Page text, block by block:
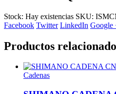
Stock: Hay existencias SKU:
Facebook Twitter LinkedIn Google
Productos
Cadenas